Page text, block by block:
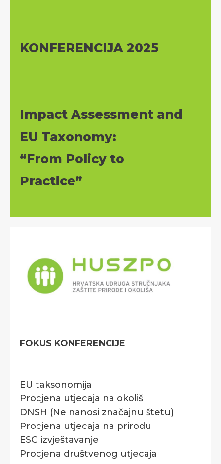
KONFERENCIJA 2025
Impact Assessment and
EU Taxonomy:
“From Policy to
Practice”
FOKUS KONFERENCIJE
EU taksonomija
Procjena utjecaja na okoliš
DNSH (Ne nanosi značajnu štetu)
Procjena utjecaja na prirodu
ESG izvještavanje
Procjena društvenog utjecaja